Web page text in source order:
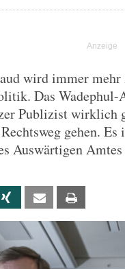
wird immer
Das
Publizist wirklich
gehen.
Auswärtigen
Xing Email